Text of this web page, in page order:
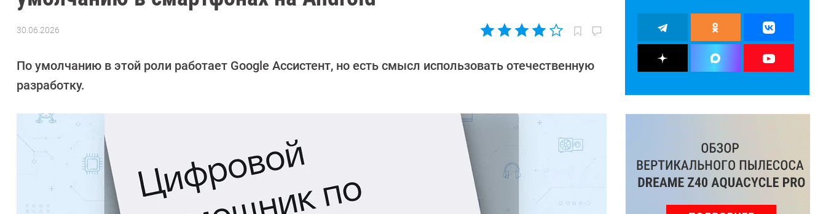
30.06.2026
По умолчанию в этой роли работает Google Ассистент, но есть смысл использовать отечественную
разработку.